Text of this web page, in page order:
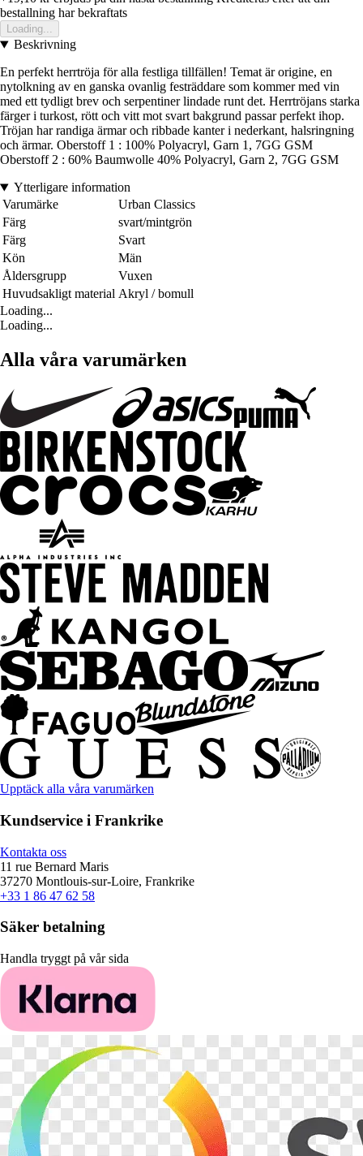
bestallning har bekraftats
Loading...
Beskrivning
En perfekt herrtröja för alla festliga tillfällen! Temat är origine, en
nytolkning av en ganska ovanlig festräddare som kommer med vin
med ett tydligt brev och serpentiner lindade runt det. Herrtröjans starka
färger i turkost, rött och vitt mot svart bakgrund passar perfekt ihop.
Tröjan har randiga ärmar och ribbade kanter i nederkant, halsringning
och ärmar. Oberstoff 1 : 100% Polyacryl, Garn 1, 7GG GSM
Oberstoff 2 : 60% Baumwolle 40% Polyacryl, Garn 2, 7GG GSM
Ytterligare information
Varumärke
Urban Classics
Färg
svart/mintgrön
Färg
Svart
Kön
Män
Åldersgrupp
Vuxen
Huvudsakligt material Akryl / bomull
Loading...
Loading...
Alla våra varumärken
Upptäck alla våra varumärken
Kundservice i Frankrike
Kontakta oss
11 rue Bernard Maris
37270 Montlouis-sur-Loire, Frankrike
+33 1 86 47 62 58
Säker betalning
Handla tryggt på vår sida